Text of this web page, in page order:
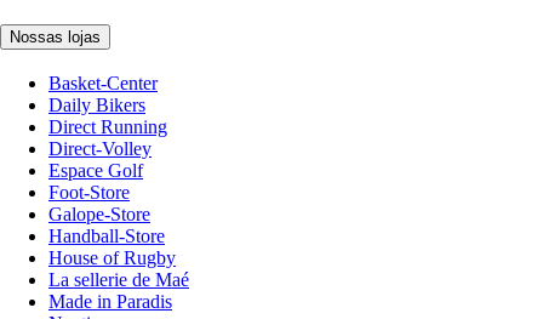
Nossas lojas
Basket-Center
Daily Bikers
Direct Running
Direct-Volley
Espace Golf
Foot-Store
Galope-Store
Handball-Store
House of Rugby
La sellerie de Maé
Made in Paradis